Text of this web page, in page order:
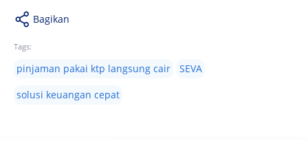
Bagikan
Tags:
pinjaman pakai ktp langsung cair
SEVA
solusi keuangan cepat